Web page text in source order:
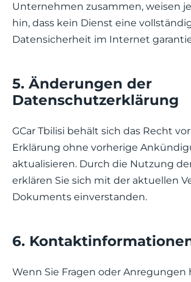
Unternehmen zusammen, weisen
hin, dass kein Dienst eine
Datensicherheit im Internet
5. Änderungen der
Datenschutzerklärung
GCar Tbilisi behält sich das Recht
Erklärung ohne vorherige
aktualisieren. Durch die Nutzung
erklären Sie sich mit der aktuellen
Dokuments einverstanden.
6.
Wenn Sie Fragen oder Anregungen